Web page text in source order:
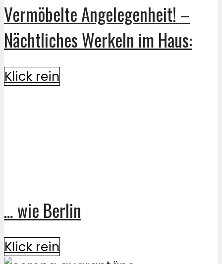
Vermöbelte Angelegenheit! –
Nächtliches Werkeln im Haus:
Klick rein
… wie Berlin
Klick rein